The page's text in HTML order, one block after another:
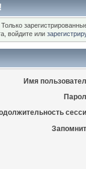
Только
войдите или
Имя